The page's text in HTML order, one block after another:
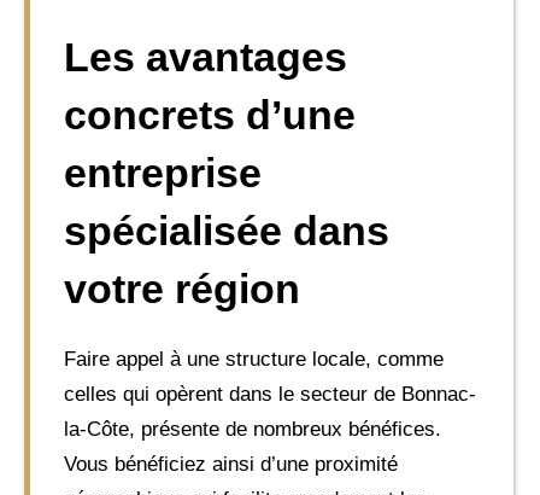
Les avantages
concrets d’une
entreprise
spécialisée dans
votre région
Faire appel à une structure locale, comme
celles qui opèrent dans le secteur de Bonnac-
la-Côte, présente de nombreux bénéfices.
Vous bénéficiez ainsi d’une proximité